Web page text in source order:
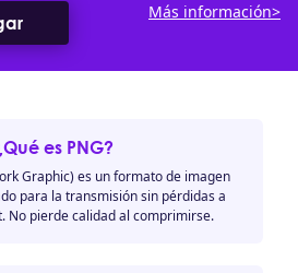
Más información>
es PNG?
Graphic) es un formato de imagen
para la transmisión sin pérdidas a
No pierde calidad al comprimirse.